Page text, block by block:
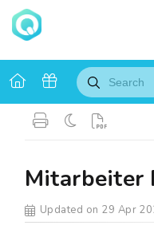
Mitarbeiter
Updated on 29 Apr